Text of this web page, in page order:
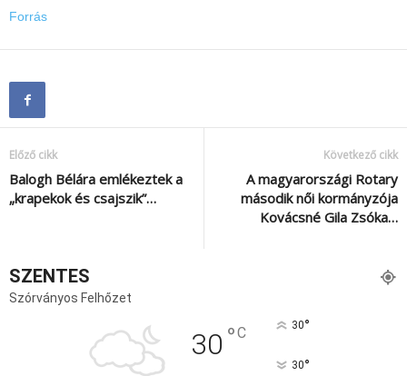
Forrás
Előző cikk
Balogh Bélára emlékeztek a
„krapekok és csajszik”…
Következő cikk
A magyarországi Rotary
második női kormányzója
Kovácsné Gila Zsóka…
SZENTES
Szórványos Felhőzet
30 °C 30°
30°